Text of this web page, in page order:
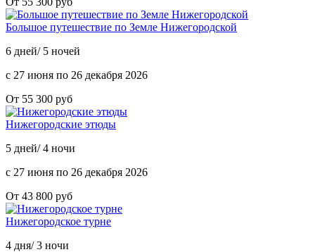
Большое путешествие по Земле Нижегородской
6 дней/ 5 ночей
с 27 июня по 26 декабря 2026
От 55 300 руб
Нижегородские этюды
5 дней/ 4 ночи
с 27 июня по 26 декабря 2026
От 43 800 руб
Нижегородское турне
4 дня/ 3 ночи